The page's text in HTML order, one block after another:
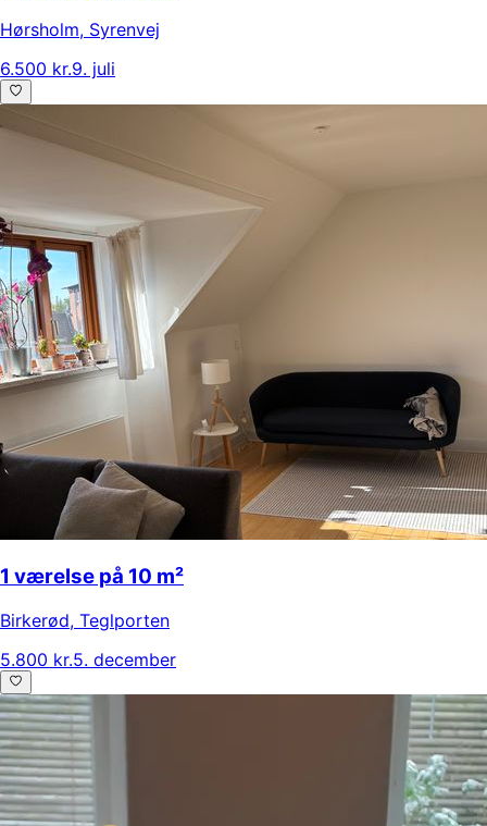
Hørsholm, Syrenvej
6.500 kr.9. juli
1 værelse på 10 m²
Birkerød, Teglporten
5.800 kr.5. december